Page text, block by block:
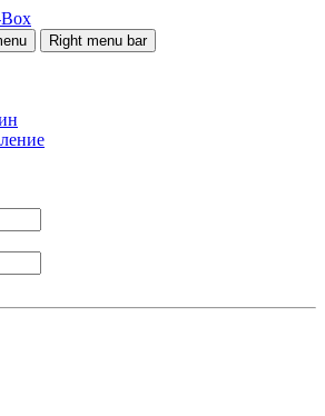
Right menu bar